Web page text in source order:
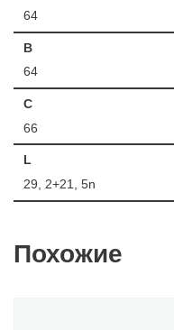
64
B
64
C
66
L
29, 2+21, 5n
Похожие